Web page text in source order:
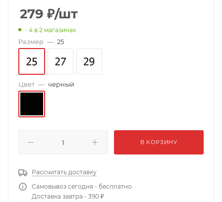
279 ₽/шт
: 4 в 2 магазинах
Размер — 25
Цвет — черный
В КОРЗИНУ
Рассчитать доставку
Самовывоз сегодня - бесплатно
Доставка завтра - 390 ₽